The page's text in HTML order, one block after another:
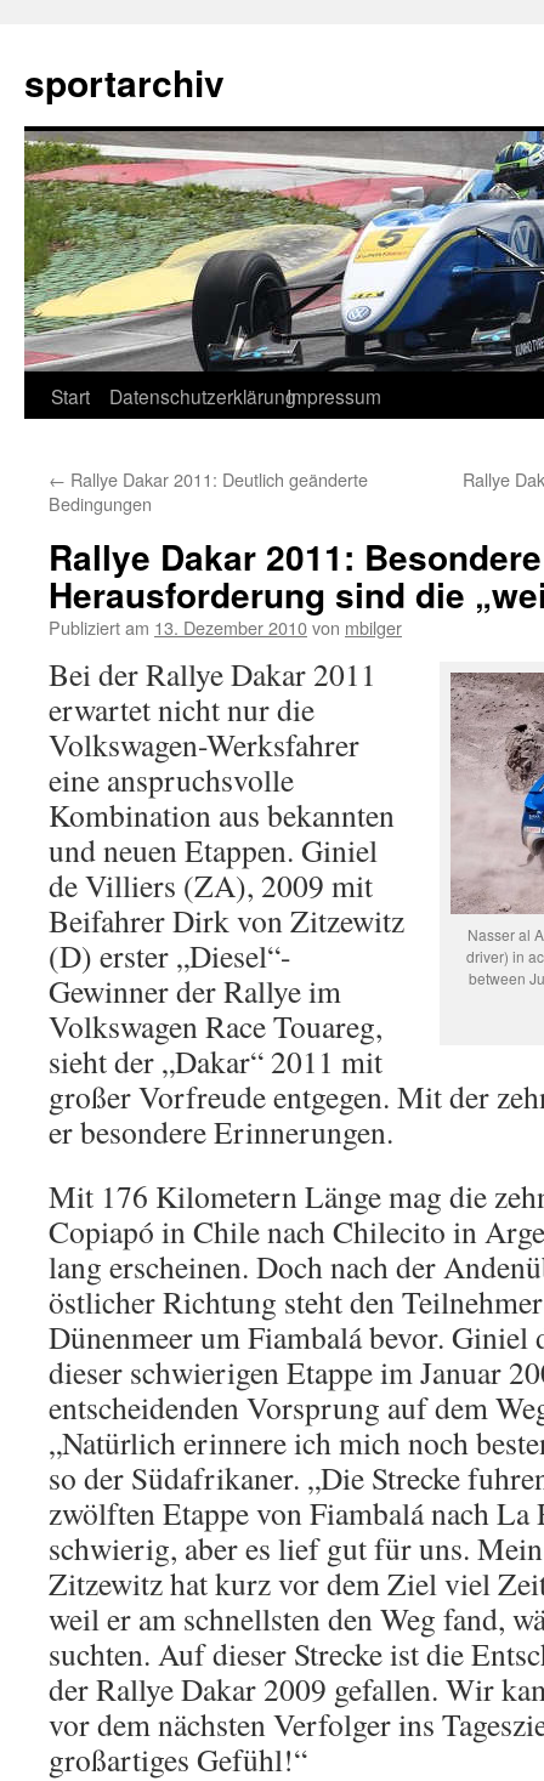
sportarchiv
Zum
springen
Start DatenschutzerklärungImpressum
← Rallye Dakar 2011: Deutlich geänderte
Bedingungen
Rallye
Rallye Dakar 2011: Besondere
Herausforderung sind die
Publiziert am 13. Dezember 2010von mbilger
Nasser al
driver) in
between
Bei der Rallye Dakar 2011
erwartet nicht nur die
Volkswagen-Werksfahrer
eine anspruchsvolle
Kombination aus bekannten
und neuen Etappen. Giniel
de Villiers (ZA), 2009 mit
Beifahrer Dirk von Zitzewitz
(D) erster „Diesel“-
Gewinner der Rallye im
Volkswagen Race Touareg,
sieht der „Dakar“ 2011 mit
großer Vorfreude entgegen. Mit der
er besondere Erinnerungen.
Mit 176 Kilometern Länge mag die
Copiapó in Chile nach Chilecito in
lang erscheinen. Doch nach der
östlicher Richtung steht den
Dünenmeer um Fiambalá bevor.
dieser schwierigen Etappe im Januar
entscheidenden Vorsprung auf dem
„Natürlich erinnere ich mich noch
so der Südafrikaner. „Die Strecke
zwölften Etappe von Fiambalá nach
schwierig, aber es lief gut für uns.
Zitzewitz hat kurz vor dem Ziel viel
weil er am schnellsten den Weg fand,
suchten. Auf dieser Strecke ist die
der Rallye Dakar 2009 gefallen. Wir
vor dem nächsten Verfolger ins
großartiges Gefühl!“